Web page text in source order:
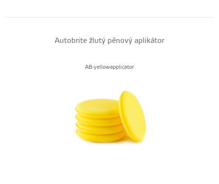
Autobrite žlutý pěnový aplikátor
AB-yellowapplicator